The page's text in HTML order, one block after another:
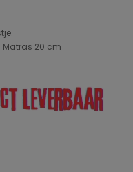
Matras 20 cm